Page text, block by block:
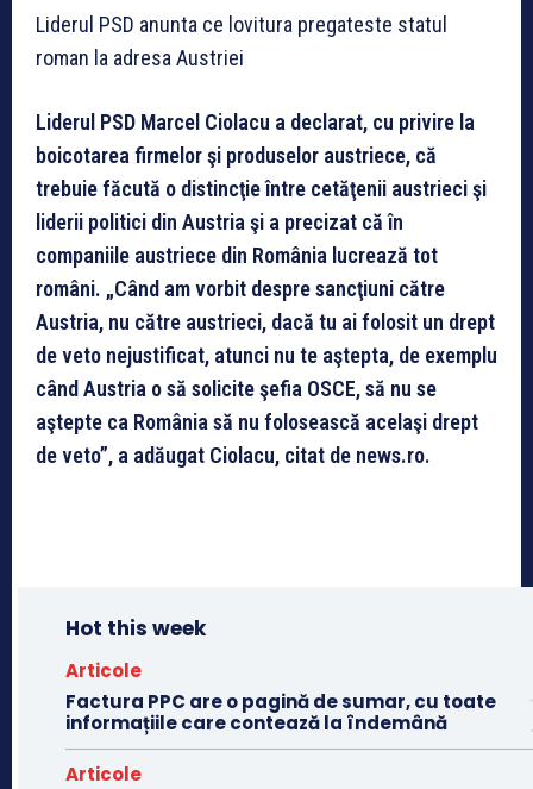
Liderul PSD anunta ce lovitura pregateste statul
roman la adresa Austriei
Liderul PSD Marcel Ciolacu a declarat, cu privire la
boicotarea firmelor şi produselor austriece, că
trebuie făcută o distincţie între cetăţenii austrieci şi
liderii politici din Austria şi a precizat că în
companiile austriece din România lucrează tot
români. „Când am vorbit despre sancţiuni către
Austria, nu către austrieci, dacă tu ai folosit un drept
de veto nejustificat, atunci nu te aştepta, de exemplu
când Austria o să solicite şefia OSCE, să nu se
aştepte ca România să nu folosească acelaşi drept
de veto”, a adăugat Ciolacu, citat de news.ro.
Hot this week
Articole
Factura PPC are o pagină de sumar, cu toate
informațiile care contează la îndemână
Articole